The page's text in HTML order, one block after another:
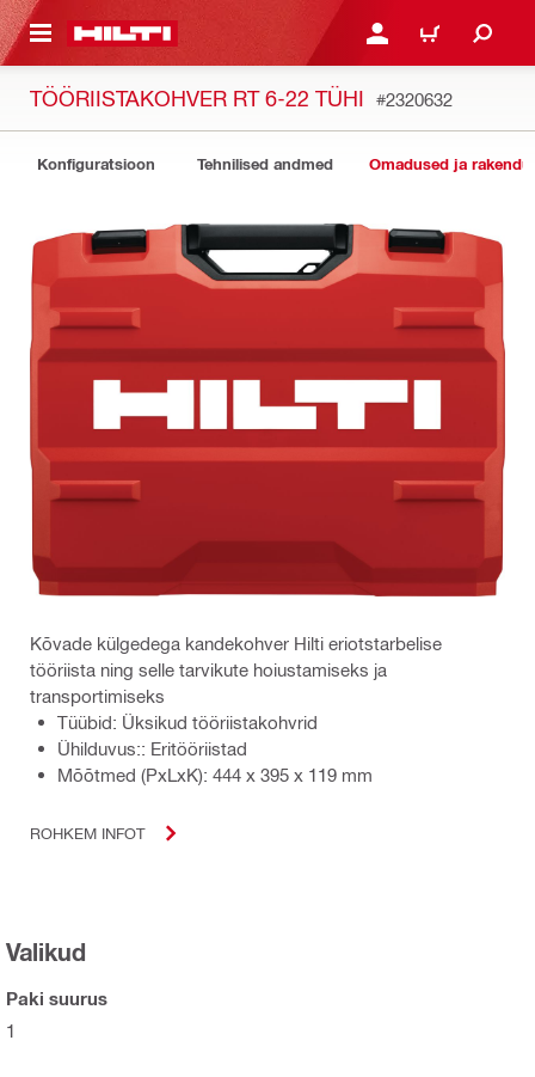
JUURDE LOGI SISSE VÕI
OSTUKORV
TÖÖRIISTAKOHVER RT 6-22 TÜHI #2320632
Konfiguratsioon Tehnilised andmed Omadused ja
Kõvade külgedega kandekohver Hilti eriotstarbelise
tööriista ning selle tarvikute hoiustamiseks ja
transportimiseks
Tüübid: Üksikud tööriistakohvrid
Ühilduvus:: Eritööriistad
Mõõtmed (PxLxK): 444 x 395 x 119 mm
ROHKEM INFOT
Valikud
Paki suurus
1